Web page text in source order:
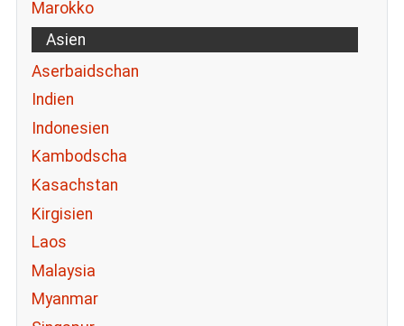
Marokko
Asien
Aserbaidschan
Indien
Indonesien
Kambodscha
Kasachstan
Kirgisien
Laos
Malaysia
Myanmar